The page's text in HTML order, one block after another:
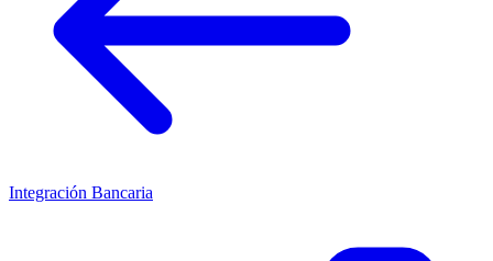
Integración Bancaria